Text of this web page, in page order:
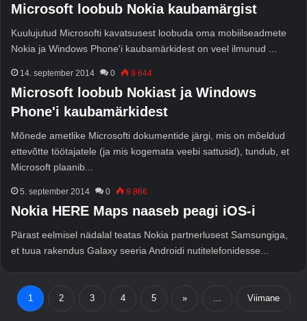
Microsoft loobub Nokia kaubamärgist
Kuulujutud Microsofti kavatsusest loobuda oma mobiilseadmete
Nokia ja Windows Phone'i kaubamärkidest on veel ilmunud ...
14. september 2014 0 9 644
Microsoft loobub Nokiast ja Windows
Phone'i kaubamärkidest
Mõnede ametlike Microsofti dokumentide järgi, mis on mõeldud
ettevõtte töötajatele (ja mis kogemata veebi sattusid), tundub, et
Microsoft plaanib...
5. september 2014 0 9 866
Nokia HERE Maps naaseb peagi iOS-i
Pärast eelmisel nädalal teatas Nokia partnerlusest Samsungiga,
et tuua rakendus Galaxy seeria Androidi nutitelefonidesse...
1 2 3 4 5 » Viimane